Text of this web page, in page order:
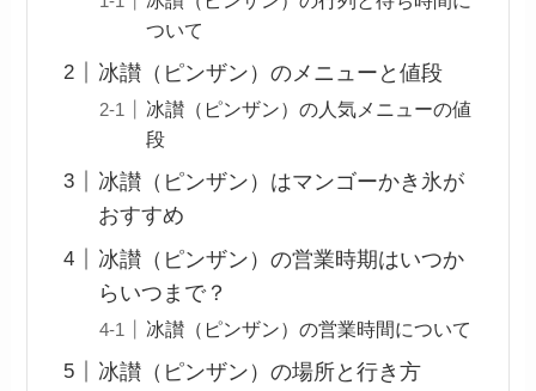
ついて
冰讃（ピンザン）のメニューと値段
冰讃（ピンザン）の人気メニューの値
段
冰讃（ピンザン）はマンゴーかき氷が
おすすめ
冰讃（ピンザン）の営業時期はいつか
らいつまで？
冰讃（ピンザン）の営業時間について
冰讃（ピンザン）の場所と行き方